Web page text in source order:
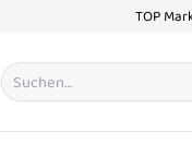
TOP
Suchen
nach: